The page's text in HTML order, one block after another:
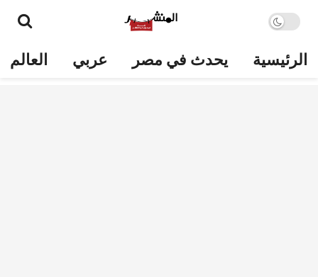
الرئيسية يحدث في مصر عربي العالم